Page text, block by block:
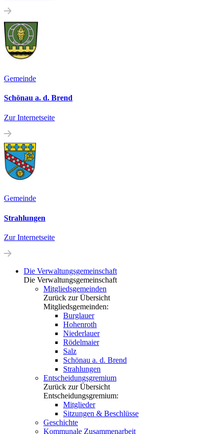
Gemeinde
Schönau a. d. Brend
Zur Internetseite
Gemeinde
Strahlungen
Zur Internetseite
Die Verwaltungs­gemeinschaft
Die Verwaltungsgemeinschaft
Mitgliedsgemeinden
Zurück zur Übersicht
Mitgliedsgemeinden:
Burglauer
Hohenroth
Niederlauer
Rödelmaier
Salz
Schönau a. d. Brend
Strahlungen
Entscheidungsgremium
Zurück zur Übersicht
Entscheidungsgremium:
Mitglieder
Sitzungen & Beschlüsse
Geschichte
Kommunale Zusammenarbeit